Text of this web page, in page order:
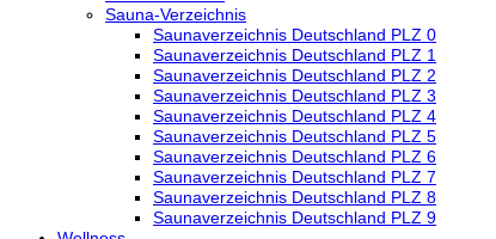
Sauna-Verzeichnis
Saunaverzeichnis Deutschland PLZ 0
Saunaverzeichnis Deutschland PLZ 1
Saunaverzeichnis Deutschland PLZ 2
Saunaverzeichnis Deutschland PLZ 3
Saunaverzeichnis Deutschland PLZ 4
Saunaverzeichnis Deutschland PLZ 5
Saunaverzeichnis Deutschland PLZ 6
Saunaverzeichnis Deutschland PLZ 7
Saunaverzeichnis Deutschland PLZ 8
Saunaverzeichnis Deutschland PLZ 9